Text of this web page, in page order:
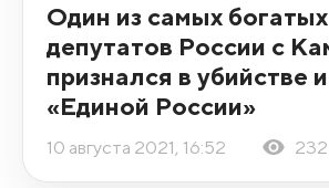
Один из самых богатых
депутатов России с
признался в убийстве
«Единой России»
10 августа 2021, 16:52